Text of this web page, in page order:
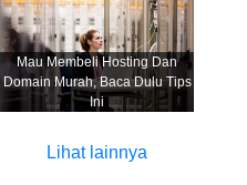
Mau Membeli Hosting Dan
Domain Murah, Baca Dulu Tips
Ini
Lihat lainnya